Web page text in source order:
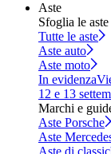
Aste
Sfoglia le aste
Tutte le aste
Aste auto
Aste moto
In evidenza
12 e 13
Marchi e
Aste Porsche
Aste
Aste di